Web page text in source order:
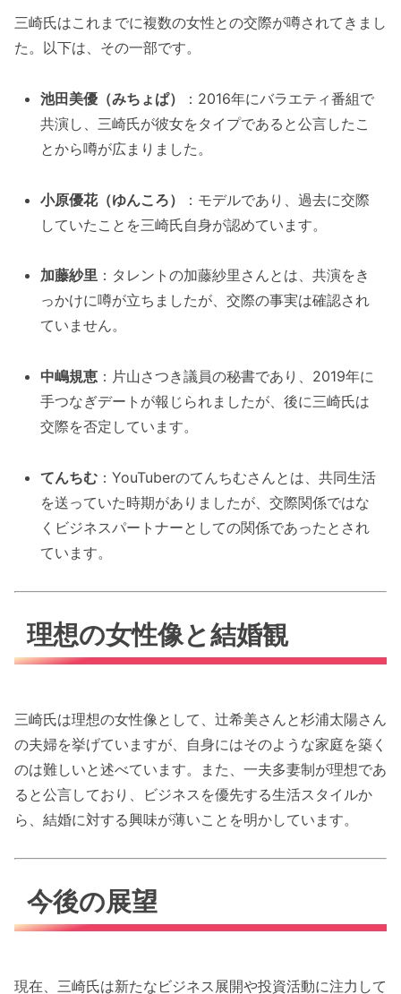
三崎氏はこれまでに複数の女性との交際が噂されてきまし
た。以下は、その一部です。
池田美優（みちょぱ）
：2016年にバラエティ番組で
共演し、三崎氏が彼女をタイプであると公言したこ
とから噂が広まりました。
小原優花（ゆんころ）
：モデルであり、過去に交際
していたことを三崎氏自身が認めています。
加藤紗里 ：タレントの加藤紗里さんとは、共演をき
っかけに噂が立ちましたが、交際の事実は確認され
ていません。
中嶋規恵 ：片山さつき議員の秘書であり、2019年に
手つなぎデートが報じられましたが、後に三崎氏は
交際を否定しています。
てんちむ ：YouTuberのてんちむさんとは、共同生活
を送っていた時期がありましたが、交際関係ではな
くビジネスパートナーとしての関係であったとされ
ています。
理想の女性像と結婚観
三崎氏は理想の女性像として、辻希美さんと杉浦太陽さん
の夫婦を挙げていますが、自身にはそのような家庭を築く
のは難しいと述べています。また、一夫多妻制が理想であ
ると公言しており、ビジネスを優先する生活スタイルか
ら、結婚に対する興味が薄いことを明かしています。
今後の展望
現在、三崎氏は新たなビジネス展開や投資活動に注力して